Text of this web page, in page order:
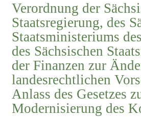
Verordnung der
Staatsregierung, des
Staatsministeriums
des Sächsischen
der Finanzen zur
landesrechtlichen
Anlass des Gesetzes
Modernisierung des